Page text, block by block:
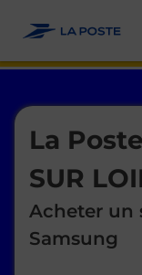
La
SUR
Acheter un
Samsung
Le lien s'ouvre